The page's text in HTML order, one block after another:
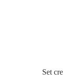
Set